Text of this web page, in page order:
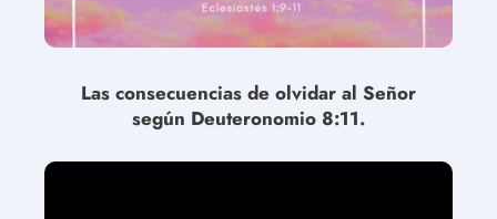
Las consecuencias de olvidar al Señor
según Deuteronomio 8:11.